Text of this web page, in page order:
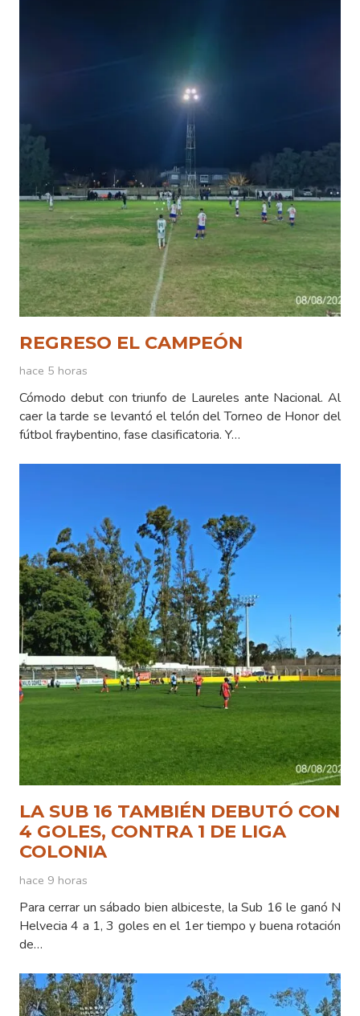
REGRESO EL CAMPEÓN
hace 5 horas
Cómodo debut con triunfo de Laureles ante Nacional. Al
caer la tarde se levantó el telón del Torneo de Honor del
fútbol fraybentino, fase clasificatoria. Y…
LA SUB 16 TAMBIÉN DEBUTÓ CON
4 GOLES, CONTRA 1 DE LIGA
COLONIA
hace 9 horas
Para cerrar un sábado bien albiceste, la Sub 16 le ganó N
Helvecia 4 a 1, 3 goles en el 1er tiempo y buena rotación
de…